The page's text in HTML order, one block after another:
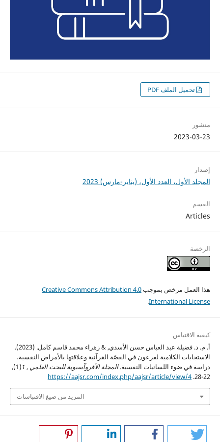
تحميل الملف PDF
منشور
2023-03-23
إصدار
المجلد الأول، العدد الأول، (يناير-مارس) 2023
القسم
Articles
الرخصة
هذا العمل مرخص بموجبCreative Commons Attribution 4.0
International License
.
كيفية الاقتباس
أ. م. د. فضيلة عبد العباس حسن الأسدي, & زهراء محمد قاسم كامل. (2023).
الاستجابات الكلامية لفرعون في القصّة القرآنية وعلاقتها بالأمراض النفسية،
دراسة في ضوء اللسانيات النفسية.المجلة الأفروآسيوية للبحث العلمي ,
1
(1),
22-28.
https://aajsr.com/index.php/aajsr/article/view/4
المزيد من صيغ الاقتباسات